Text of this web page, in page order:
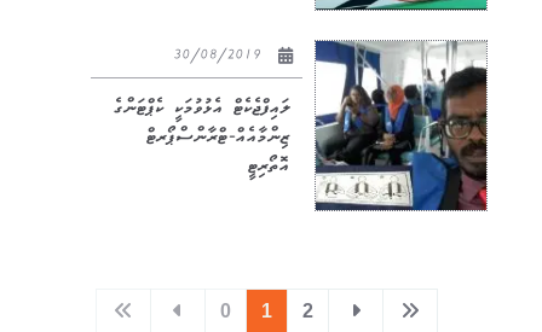
ލައިފްޖެކެޓް އެޅުވުމަކީ ކެޕްޓަންގެ
ޒިންމާއެއް-ޓްރާންސްޕޯރޓް
އޮތޯރިޓީ
0 1 2